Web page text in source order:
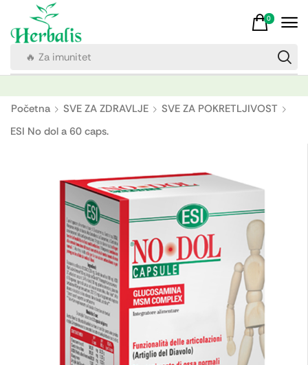
🔥 Za imunitet
0
Početna SVE ZA ZDRAVLJE
SVE ZA POKRETLJIVOST
ESI No dol a 60 caps.